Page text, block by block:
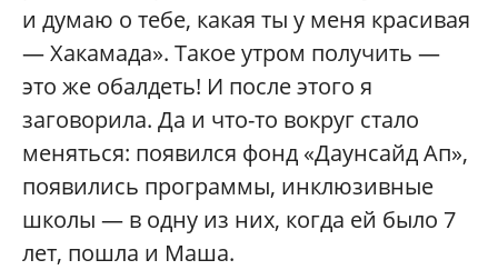
и думаю о тебе, какая ты у меня красивая
— Хакамада». Такое утром получить —
это же обалдеть! И после этого я
заговорила. Да и что-то вокруг стало
меняться: появился фонд «Даунсайд Ап»,
появились программы, инклюзивные
школы — в одну из них, когда ей было 7
лет, пошла и Маша.